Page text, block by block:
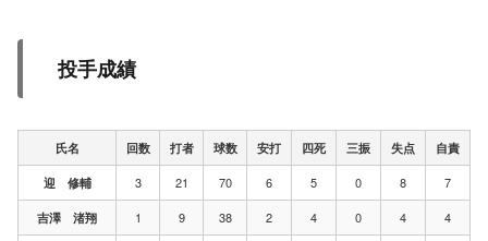
投手成績
氏名 回数 打者 球数 安打 四死 三振 失点 自責
迎 修輔 3 21 70 6 5 0 8 7
吉澤 渚翔 1 9 38 2 4 0 4 4